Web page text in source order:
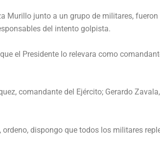
Murillo junto a un grupo de militares,
del intento golpista.
el Presidente lo relevara como
comandante del Ejército; Gerardo
dispongo que todos los militares